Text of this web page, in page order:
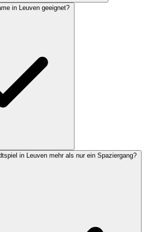
in Leuven geeignet?
in Leuven mehr als nur ein Spaziergang?